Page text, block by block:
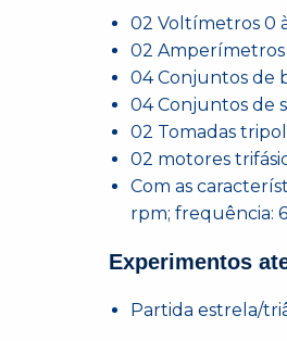
02 Voltímetros 0
02 Amperímetros
04 Conjuntos de
04 Conjuntos de
02 Tomadas
02 motores
Com as
rpm; frequência:
Experimentos
Partida estrela/